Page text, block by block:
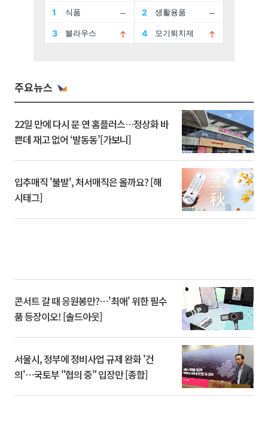
주요뉴스
22일 만에 다시 문 연 홈플러스…정상화 바
쁜데 재고 없어 ‘발동동’[가보니]
입추매직 '불발', 처서매직은 올까요? [해
시태그]
콘서트 갈 때 응원봉만?⋯'최애' 위한 필수
품 등장이오! [솔드아웃]
서울시, 정부에 정비사업 규제 완화 '건
의'⋯국토부 "협의 중" 입장만 [종합]